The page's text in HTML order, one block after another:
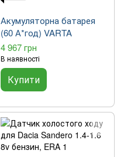
Акумуляторна батарея
(60 А*год) VARTA
4 967 грн
В наявності
Купити